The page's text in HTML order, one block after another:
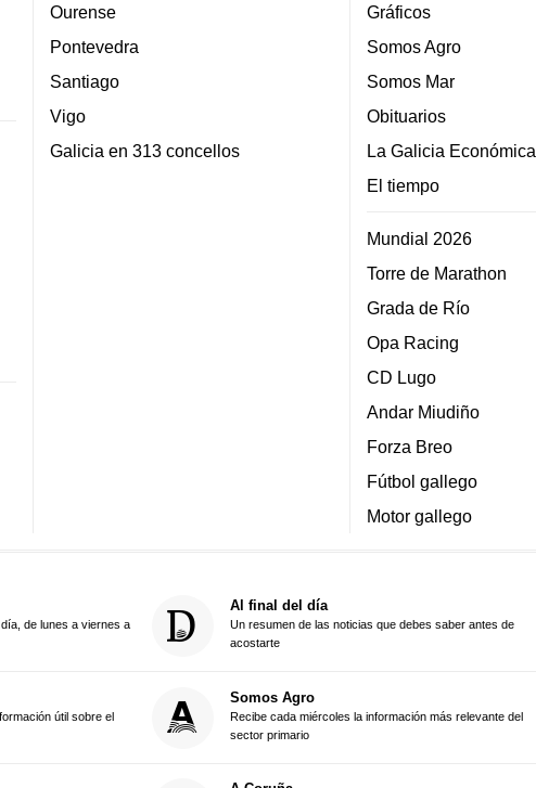
Ourense
Pontevedra
Santiago
Vigo
Galicia en 313 concellos
Gráficos
Somos Agro
Somos Mar
Obituarios
La Galicia Económica
El tiempo
Mundial 2026
Torre de Marathon
Grada de Río
Opa Racing
CD Lugo
Andar Miudiño
Forza Breo
Fútbol gallego
Motor gallego
de lunes a viernes a
Al final del día
Un resumen de las noticias que debes saber antes de
acostarte
útil sobre el
Somos Agro
Recibe cada miércoles la información más relevante del
sector primario